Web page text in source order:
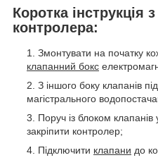
Коротка інструкція
контролера:
Змонтувати на початку
клапанний бокс
З іншого боку клапанів
магістрального
Поруч із блоком клапанів
закріпити контролер;
Підключити клапани до